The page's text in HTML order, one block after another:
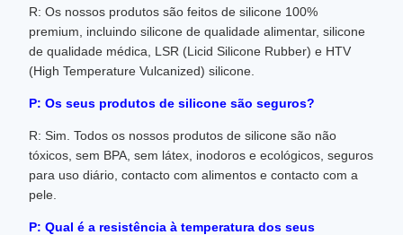
R: Os nossos produtos são feitos de silicone 100%
premium, incluindo silicone de qualidade alimentar, silicone
de qualidade médica, LSR (Licid Silicone Rubber) e HTV
(High Temperature Vulcanized) silicone.
P: Os seus produtos de silicone são seguros?
R: Sim. Todos os nossos produtos de silicone são não
tóxicos, sem BPA, sem látex, inodoros e ecológicos, seguros
para uso diário, contacto com alimentos e contacto com a
pele.
P: Qual é a resistência à temperatura dos seus